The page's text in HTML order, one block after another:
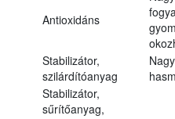
Antioxidáns
Stabilizátor,
szilárdítóanyag
Stabilizátor,
sűrítőanyag,